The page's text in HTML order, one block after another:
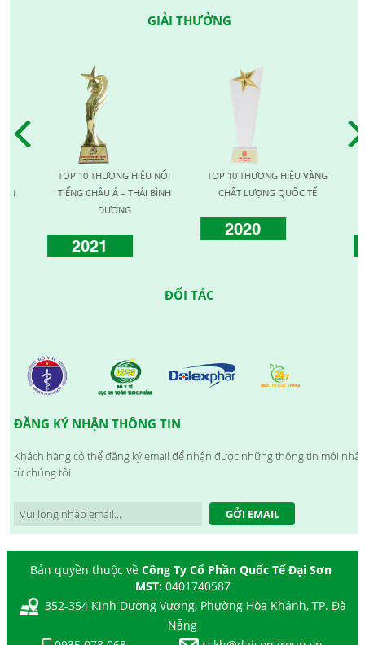
GIẢI THƯỞNG
TOP 10 THƯƠNG HIỆU NỔI
TIẾNG CHÂU Á – THÁI BÌNH
DƯƠNG
2021
TOP 10 THƯƠNG HIỆU VÀNG
CHẤT LƯỢNG QUỐC TẾ
2020
ĐỐI TÁC
ĐĂNG KÝ NHẬN THÔNG TIN
Khách hàng có thể đăng ký email để nhận được những thông tin mới nhất
từ chúng tôi
GỞI EMAIL
Bản quyền thuộc về Công Ty Cổ Phần Quốc Tế Đại Sơn
MST: 0401740587
352-354 Kinh Dương Vương, Phường Hòa Khánh, TP. Đà
Nẵng